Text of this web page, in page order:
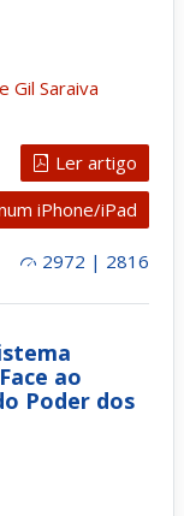
Gil Saraiva
Ler artigo
iPhone/iPad
2972 | 2816
ao
Poder dos